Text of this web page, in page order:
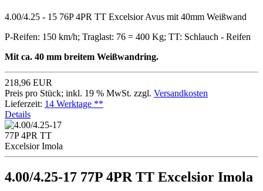
4.00/4.25 - 15 76P 4PR TT Excelsior Avus mit 40mm Weißwand
P-Reifen: 150 km/h; Traglast: 76 = 400 Kg; TT: Schlauch - Reifen
Mit ca. 40 mm breitem Weißwandring.
218,96 EUR
Preis pro Stück; inkl. 19 % MwSt. zzgl. Versandkosten
Lieferzeit: 14 Werktage **
Details
4.00/4.25-17 77P 4PR TT Excelsior Imola